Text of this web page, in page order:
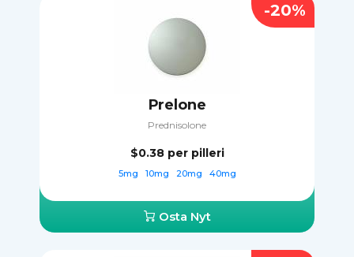
Prelone
Prednisolone
$0.38 per pilleri
5mg 10mg 20mg 40mg
Osta Nyt
-20%